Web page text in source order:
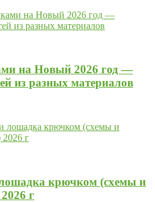
на Новый 2026 год —
из разных материалов
крючком (схемы и
г